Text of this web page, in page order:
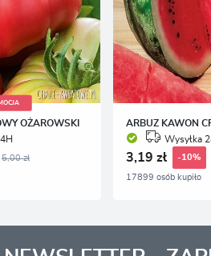
OŻAROWSKI
5,00 zł
ARBUZ KAWON
Wysyłka
3,19 zł -10%
17899 osób kupiło